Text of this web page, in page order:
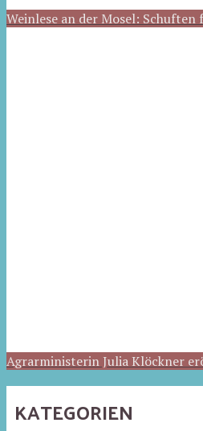
Weinlese an der Mosel: Schuften
Agrarministerin Julia Klöckner
KATEGORIEN